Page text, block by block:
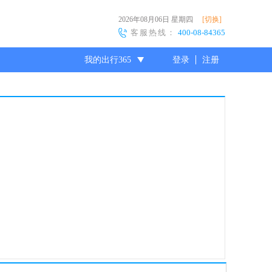
2026年08月06日 星期四 [切换]
客服热线： 400-08-84365
我的出行365 登录 注册